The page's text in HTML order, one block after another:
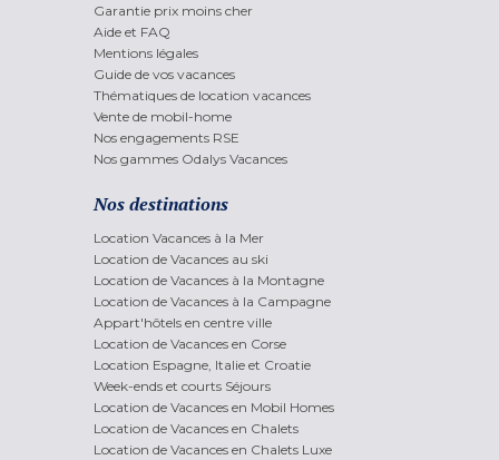
Garantie prix moins cher
Aide et FAQ
Mentions légales
Guide de vos vacances
Thématiques de location vacances
Vente de mobil-home
Nos engagements RSE
Nos gammes Odalys Vacances
Nos destinations
Location Vacances à la Mer
Location de Vacances au ski
Location de Vacances à la Montagne
Location de Vacances à la Campagne
Appart'hôtels en centre ville
Location de Vacances en Corse
Location Espagne, Italie et Croatie
Week-ends et courts Séjours
Location de Vacances en Mobil Homes
Location de Vacances en Chalets
Location de Vacances en Chalets Luxe